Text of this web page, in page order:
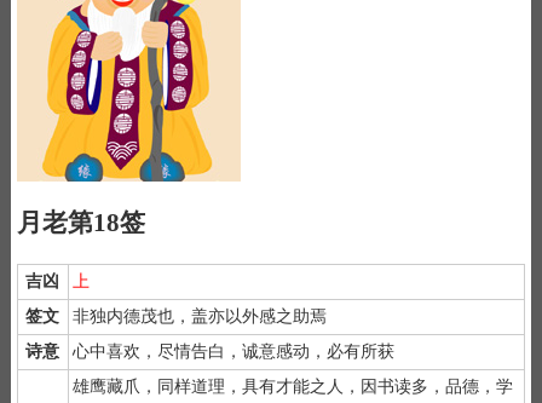
月老第18签
吉凶
上
签文
非独内德茂也，盖亦以外感之助焉
诗意
心中喜欢，尽情告白，诚意感动，必有所获
雄鹰藏爪，同样道理，具有才能之人，因书读多，品德，学